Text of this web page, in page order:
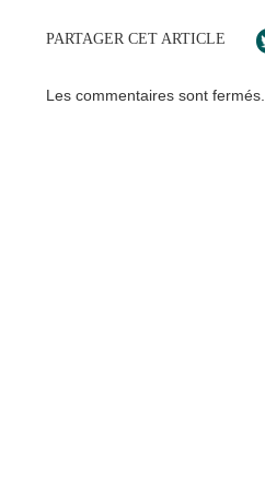
PARTAGER CET ARTICLE
Les commentaires sont fermés.